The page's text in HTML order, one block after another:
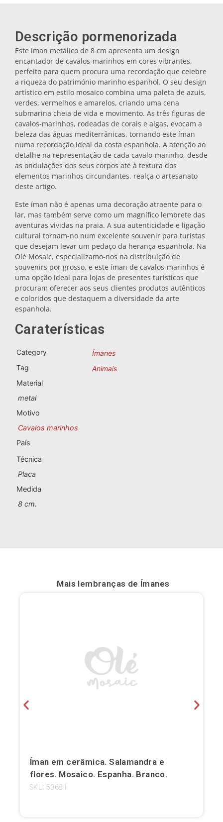
Pratos
Bases de copos
Tampas
Galheteiros
Bases para tachos
Copos
Copos de shot
Lembranças por cidade
Lembranças de Espanha
Albacete
Almeria
Elche
Descrição pormenorizada
Este íman metálico de 8 cm apresenta um design
encantador de cavalos-marinhos em cores vibrantes,
perfeito para quem procura uma recordação que celebre
a riqueza do património marinho espanhol. O seu design
artístico em estilo mosaico combina uma paleta de azuis,
verdes, vermelhos e amarelos, criando uma cena
submarina cheia de vida e movimento. As três figuras de
cavalos-marinhos, rodeadas de corais e algas, evocam a
beleza das águas mediterrânicas, tornando este íman
numa recordação ideal da costa espanhola. A atenção ao
detalhe na representação de cada cavalo-marinho, desde
as ondulações dos seus corpos até à textura dos
elementos marinhos circundantes, realça o artesanato
deste artigo.
Este íman não é apenas uma decoração atraente para o
lar, mas também serve como um magnífico lembrete das
aventuras vividas na praia. A sua autenticidade e ligação
cultural tornam-no num excelente souvenir para turistas
que desejam levar um pedaço da herança espanhola. Na
Olé Mosaic, especializamo-nos na distribuição de
souvenirs por grosso, e este íman de cavalos-marinhos é
uma opção ideal para lojas de presentes turísticos que
procuram oferecer aos seus clientes produtos autênticos
e coloridos que destaquem a diversidade da arte
espanhola.
Caraterísticas
Category
Ímanes
Tag
Animais
Material
metal
Motivo
Cavalos marinhos
País
Técnica
Placa
Medida
8 cm.
Mais lembranças de Ímanes
Íman em cerâmica. Salamandra e
flores. Mosaico. Espanha. Branco.
SKU: 50681